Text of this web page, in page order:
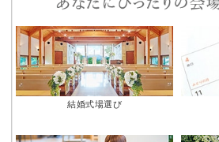
結婚式場選び